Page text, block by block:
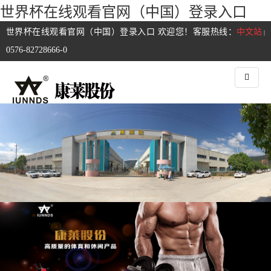
世界杯在线观看官网（中国）登录入口
中文站 |
世界杯在线观看官网（中国）登录入口 欢迎您！客服热线：
0576-82728666-0